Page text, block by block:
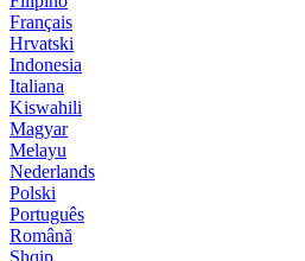
Français
Hrvatski
Indonesia
Italiana
Kiswahili
Magyar
Melayu
Nederlands
Polski
Português
Română
Shqip